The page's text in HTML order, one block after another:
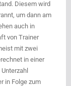
Diesem wird
um dann am
auch in
von Trainer
mit zwei
in einer
in Folge zum